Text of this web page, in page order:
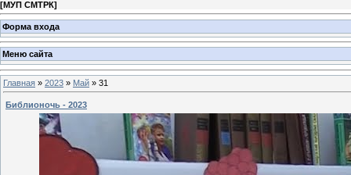
[МУП СМТРК]
Форма входа
Меню сайта
Главная » 2023 » Май » 31
Библионочь - 2023